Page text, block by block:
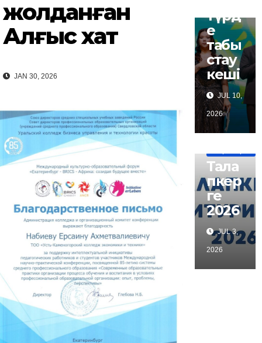
жолданған
Алғыс хат
JAN 30, 2026
түрд
е
табы
стау
кеші
JUL 10,
2026
Тала
пкер
ге
2026
JUL 3,
2026